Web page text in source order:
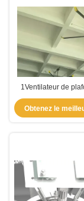
1Ventilateur de
d'aluminium
24FT
Obtenez le